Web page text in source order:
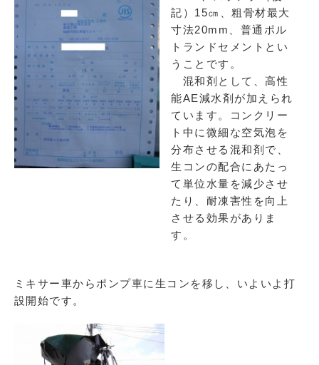
記）15㎝、粗骨材最大
寸法20mm、普通ポル
トランドセメントとい
うことです。
混和剤として、高性
能AE減水剤が加えられ
ています。コンクリー
ト中に微細な空気泡を
分布させる混和剤で、
生コンの配合にあたっ
て単位水量を減少させ
たり、耐凍害性を向上
させる効果がありま
す。
ミキサー車からポンプ車に生コンを移し、いよいよ打
設開始です。